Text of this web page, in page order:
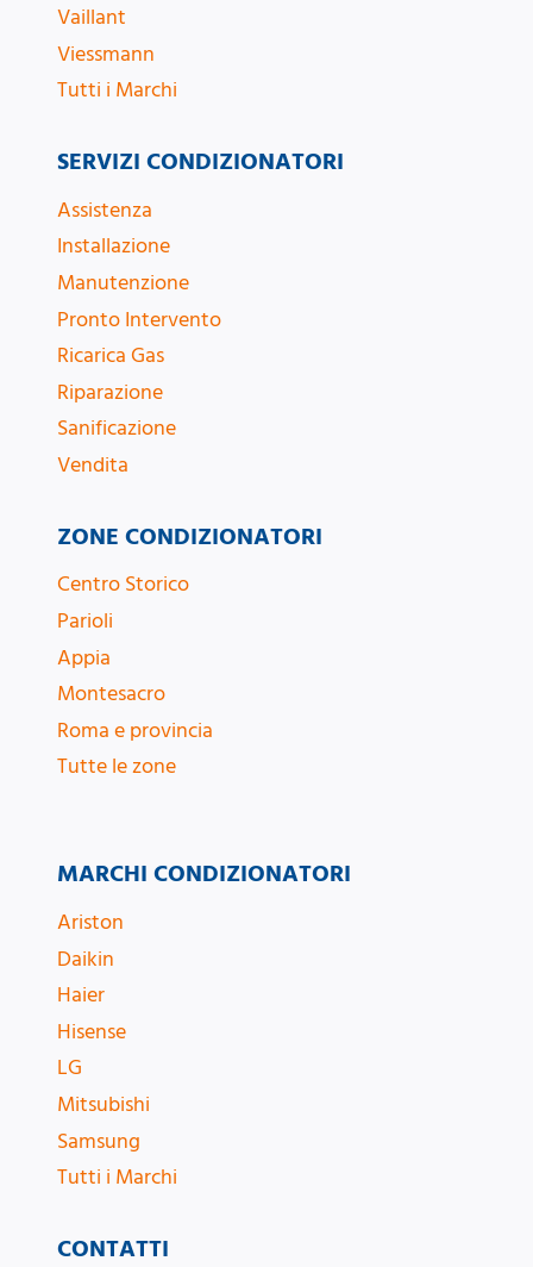
Vaillant
Viessmann
Tutti i Marchi
ZONE CONDIZIONATORI
Centro Storico
Parioli
Appia
Montesacro
Roma e provincia
Tutte le zone
SERVIZI CONDIZIONATORI
Assistenza
Installazione
Manutenzione
Pronto Intervento
Ricarica Gas
Riparazione
Sanificazione
Vendita
CONTATTI
MARCHI CONDIZIONATORI
Ariston
Daikin
Haier
Hisense
LG
Mitsubishi
Samsung
Tutti i Marchi